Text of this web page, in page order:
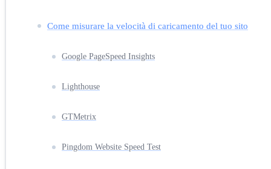
Come misurare la velocità di caricamento del tuo sito
Google PageSpeed Insights
Lighthouse
GTMetrix
Pingdom Website Speed Test